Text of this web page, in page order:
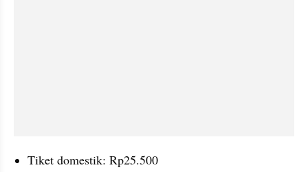
Tiket domestik: Rp25.500